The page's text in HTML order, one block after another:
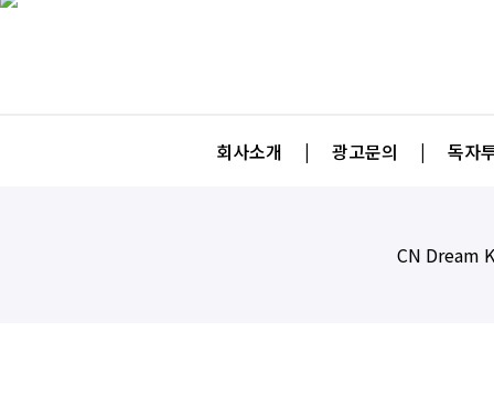
회사소개 | 광고문의 | 독자
CN Dream